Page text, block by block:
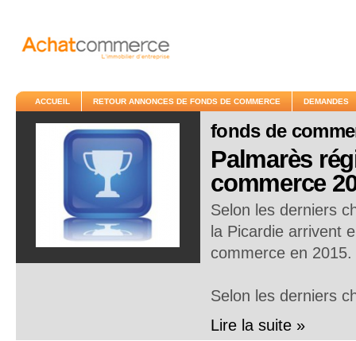
ACCUEIL RETOUR ANNONCES DE FONDS DE COMMERCE DEMANDES
fonds de
Palmarès
commerce
Selon les derniers
la Picardie arrivent
commerce en 2015.
Selon les derniers
Lire la suite »